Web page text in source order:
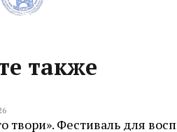
также
твори». Фестиваль для